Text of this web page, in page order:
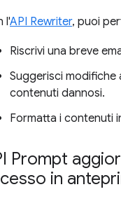
l'API Rewriter, puoi
Riscrivi una breve
Suggerisci modifiche
contenuti dannosi.
Formatta i contenuti
Prompt
in